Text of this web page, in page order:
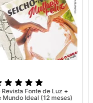
Fonte de Luz +
Mulher Feliz e Mundo Ideal (12 meses)